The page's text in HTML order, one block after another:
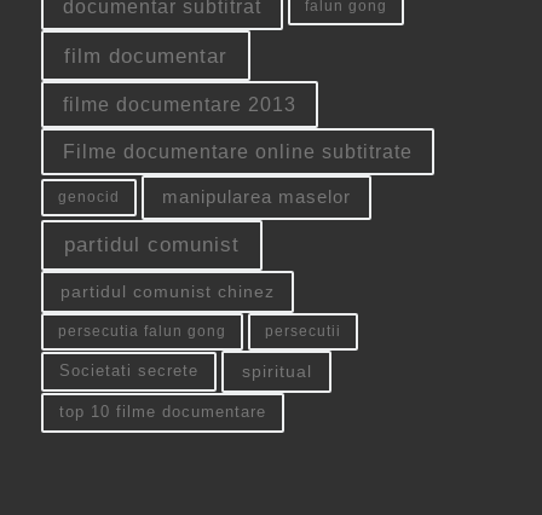
documentar subtitrat falun gong
film documentar
filme documentare 2013
Filme documentare online subtitrate
genocid manipularea maselor
partidul comunist
partidul comunist chinez
persecutia falun gong persecutii
Societati secrete spiritual
top 10 filme documentare